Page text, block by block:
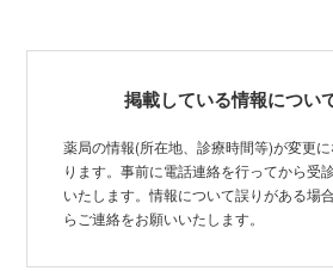
掲載している情報につい
薬局の情報(所在地、診療時間等)が変更
ります。事前に電話連絡を行ってから受
いたします。情報について誤りがある場
らご連絡をお願いいたします。